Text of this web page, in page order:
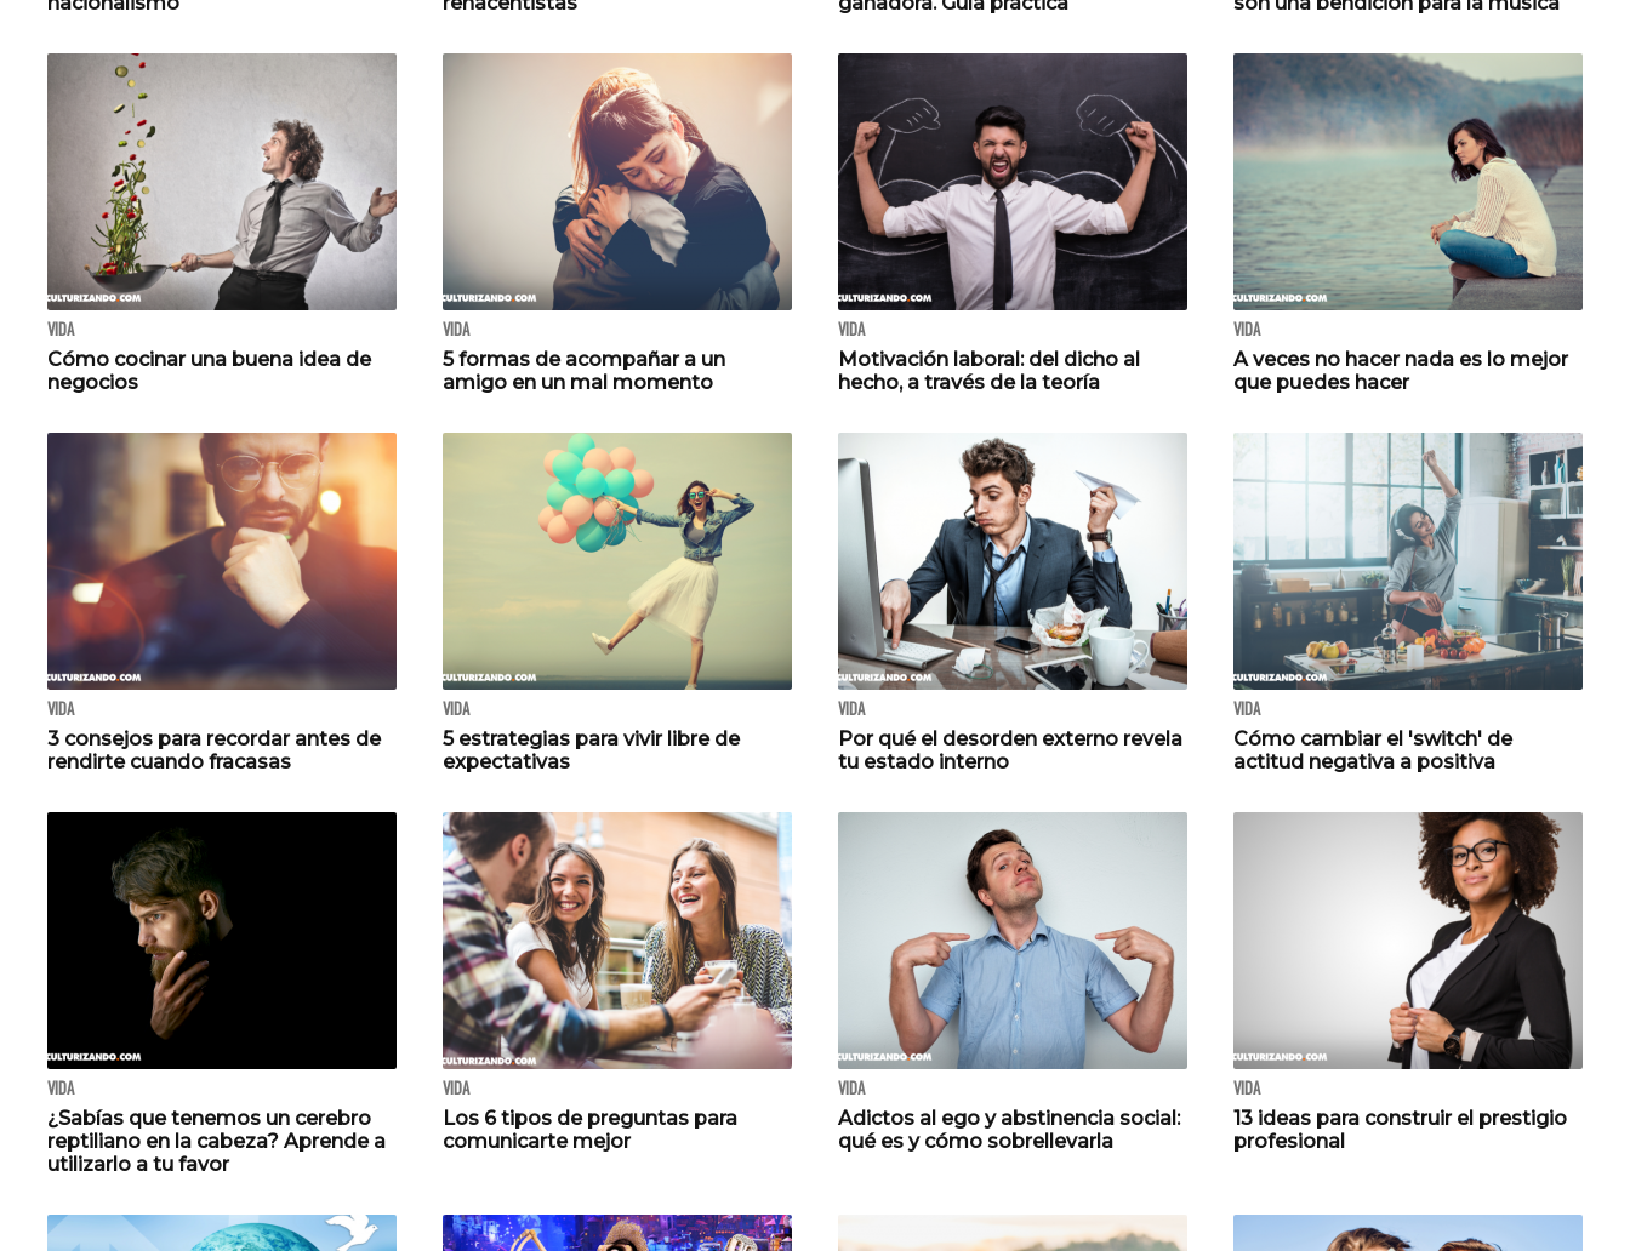
VIDA
Cómo cocinar una buena idea de
negocios
VIDA
5 formas de acompañar a un
amigo en un mal momento
VIDA
Motivación laboral: del dicho al
hecho, a través de la teoría
VIDA
A veces no hacer nada es lo mejor
que puedes hacer
VIDA
3 consejos para recordar antes de
rendirte cuando fracasas
VIDA
5 estrategias para vivir libre de
expectativas
VIDA
Por qué el desorden externo revela
tu estado interno
VIDA
Cómo cambiar el 'switch' de
actitud negativa a positiva
VIDA
¿Sabías que tenemos un cerebro
reptiliano en la cabeza? Aprende a
utilizarlo a tu favor
VIDA
Los 6 tipos de preguntas para
comunicarte mejor
VIDA
Adictos al ego y abstinencia social:
qué es y cómo sobrellevarla
VIDA
13 ideas para construir el prestigio
profesional